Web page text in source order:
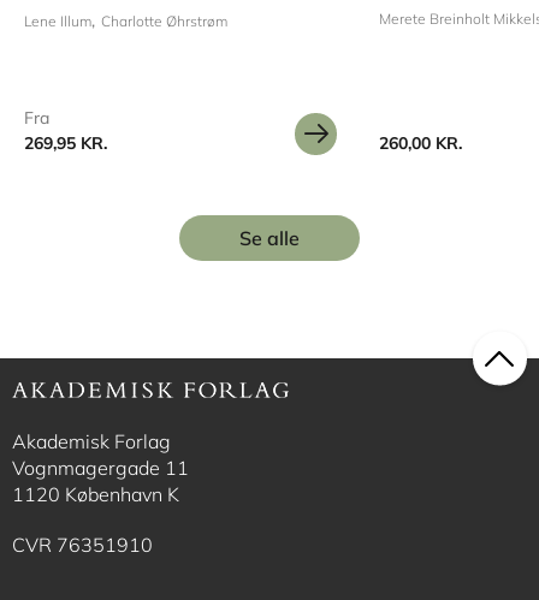
Lene Illum Charlotte Øhrstrøm
Fra
269,95 KR.
Merete Breinholt
260,00 KR.
Se alle
Akademisk Forlag
Vognmagergade 11
1120 København K
CVR 76351910